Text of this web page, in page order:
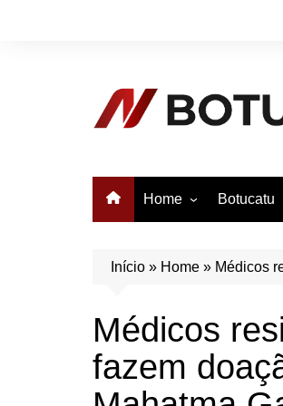
Home Botucatu
Conheça
Início » Home » Médicos
Médicos
fazem